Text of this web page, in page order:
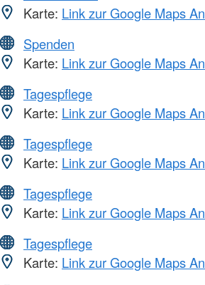
Karte: Link zur Google Maps
Spenden
Karte: Link zur Google Maps
Tagespflege
Karte: Link zur Google Maps
Tagespflege
Karte: Link zur Google Maps
Tagespflege
Karte: Link zur Google Maps
Tagespflege
Karte: Link zur Google Maps